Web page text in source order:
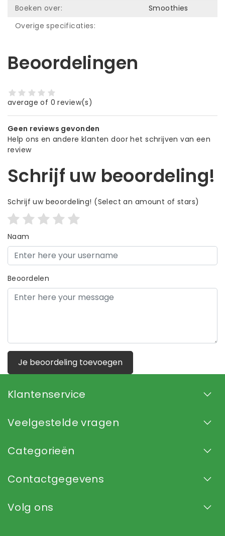
Boeken over:
Smoothies
Overige specificaties:
Beoordelingen
average of 0 review(s)
Geen reviews gevonden
Help ons en andere klanten door het schrijven van een
review
Schrijf uw beoordeling!
Schrijf uw beoordeling! (Select an amount of stars)
Naam
Beoordelen
Je beoordeling toevoegen
Klantenservice
Veelgestelde vragen
Categorieën
Contactgegevens
Volg ons